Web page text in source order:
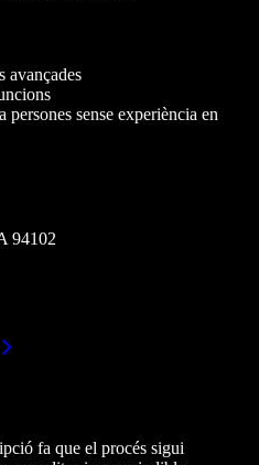
avançades
persones sense experiència en
94102
fa que el procés sigui